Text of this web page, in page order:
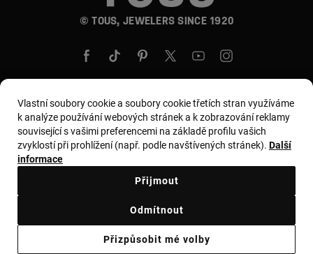
© TOUS, JEWELERS SINCE 1920
Země a měna: Czech Republic / Euro
Všeobecné podmínky
Supplier ethical code Ethical channel
Vlastní soubory cookie a soubory cookie třetích stran využíváme
k analýze používání webových stránek a k zobrazování reklamy
související s vašimi preferencemi na základě profilu vašich
zvyklostí při prohlížení (např. podle navštívených stránek). Další
informace
Přizpůsobit mé volby
Odmítnout
Přijmout